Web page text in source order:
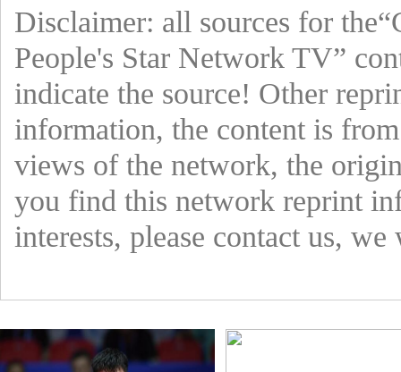
Disclaimer: all sources for
People's Star Network TV”
indicate the source! Other
information, the content is
views of the network, the
you find this network reprint
interests, please contact us,